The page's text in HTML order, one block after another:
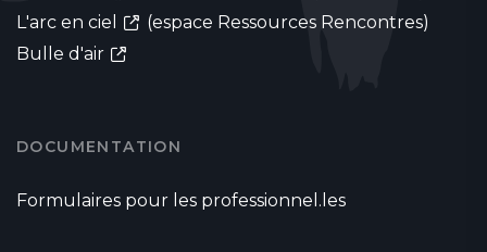
L'arc en ciel
(espace Ressources Rencontres)
Bulle d'air
DOCUMENTATION
Formulaires pour les professionnel.les